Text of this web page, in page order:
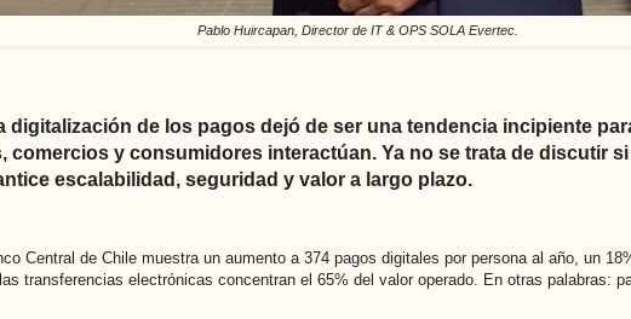
Pablo Huircapan, Director de IT & OPS SOLA Evertec.
digitalización de los pagos dejó de ser una tendencia incipiente
comercios y consumidores interactúan. Ya no se trata de discutir
escalabilidad, seguridad y valor a largo plazo.
Central de Chile muestra un aumento a 374 pagos digitales por persona al año, un
transferencias electrónicas concentran el 65% del valor operado. En otras palabras: